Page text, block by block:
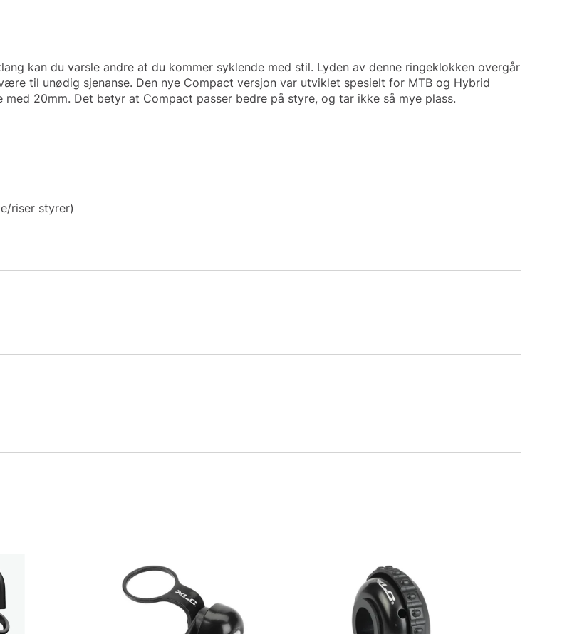
kan du varsle andre at du kommer syklende med stil. Lyden av denne ringeklokken overgår
til unødig sjenanse. Den nye Compact versjon var utviklet spesielt for MTB og Hybrid
20mm. Det betyr at Compact passer bedre på styre, og tar ikke så mye plass.
riser styrer)